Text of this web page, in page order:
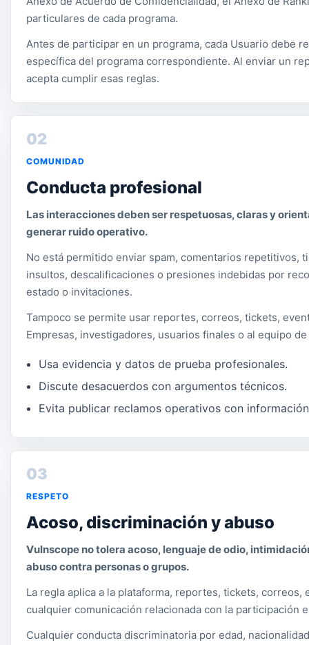
particulares de cada programa.
Antes de participar en un programa, cada Usuario debe
específica del programa correspondiente. Al enviar un
acepta cumplir esas reglas.
02
COMUNIDAD
Conducta profesional
Las interacciones deben ser respetuosas, claras y
generar ruido operativo.
No está permitido enviar spam, comentarios repetitivos,
insultos, descalificaciones o presiones indebidas por
estado o invitaciones.
Tampoco se permite usar reportes, correos, tickets,
Empresas, investigadores, usuarios finales o al equipo
Usa evidencia y datos de prueba profesionales.
Discute desacuerdos con argumentos técnicos.
Evita publicar reclamos operativos con
03
RESPETO
Acoso, discriminación y abuso
Vulnscope no tolera acoso, lenguaje de odio,
abuso contra personas o grupos.
La regla aplica a la plataforma, reportes, tickets, correos,
cualquier comunicación relacionada con la participación
Cualquier conducta discriminatoria por edad,